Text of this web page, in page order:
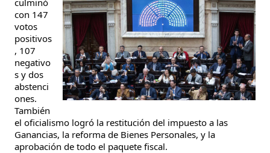
culminó
con 147
votos
positivos
, 107
negativo
s y dos
abstenci
ones.
También
el oficialismo logró la restitución del impuesto a las
Ganancias, la reforma de Bienes Personales, y la
aprobación de todo el paquete fiscal.